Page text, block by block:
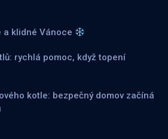
a klidné Vánoce
rychlá pomoc, když topení
kotle: bezpečný domov začíná